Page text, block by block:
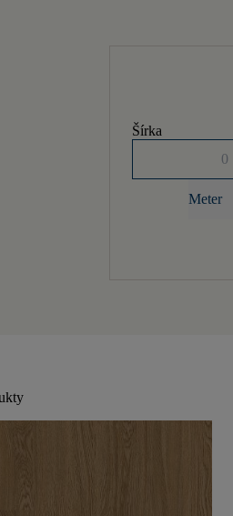
Šírka
Meter